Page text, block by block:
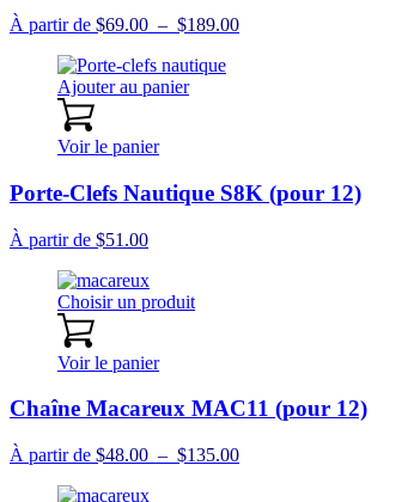
À partir de $69.00 – $189.00Plage
Ajouter au panier
Voir le panier
Porte-Clefs Nautique S8K (pour 12)
À partir de $51.00
Choisir un produit
Voir le panier
Chaîne Macareux MAC11 (pour 12)
À partir de $48.00 – $135.00Plage